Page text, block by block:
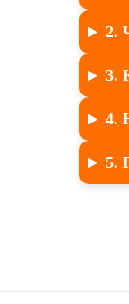
2.
3.
4.
5.